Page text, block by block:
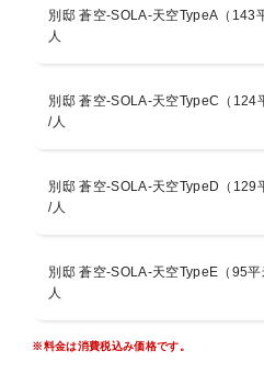
イベートテラスから、大鳴門橋を見
沢な眺望をひとり占めにできます。
雅に舞う鳥たち・・・
美しい自然の中で見ることのできる
極上の休日をお約束致します。
■夕朝食ともにお部屋食でご用意させ
ご夕食は万葉の昔より御食国として
島のアペタイザーにはじまり、海の
別邸 蒼空-SOLA-天空TypeA（143
人
別邸 蒼空-SOLA-天空TypeC（124
/人
別邸 蒼空-SOLA-天空TypeD（129
/人
別邸 蒼空-SOLA-天空TypeE（95
人
※料金は消費税込み価格です。